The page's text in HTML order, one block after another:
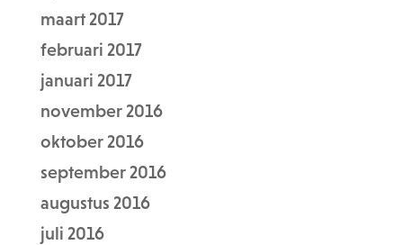
maart 2017
februari 2017
januari 2017
november 2016
oktober 2016
september 2016
augustus 2016
juli 2016